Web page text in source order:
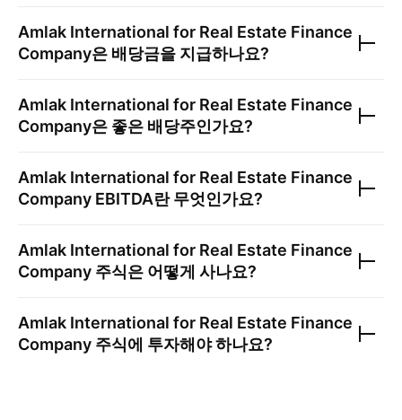
Amlak International for Real Estate Finance
Company은 배당금을 지급하나요?
Amlak International for Real Estate Finance
Company은 좋은 배당주인가요?
Amlak International for Real Estate Finance
Company EBITDA란 무엇인가요?
Amlak International for Real Estate Finance
Company 주식은 어떻게 사나요?
Amlak International for Real Estate Finance
Company 주식에 투자해야 하나요?